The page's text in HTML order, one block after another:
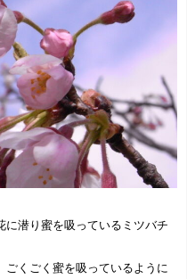
潜り蜜を吸っているミツバチ
ごくごく蜜を吸っているように